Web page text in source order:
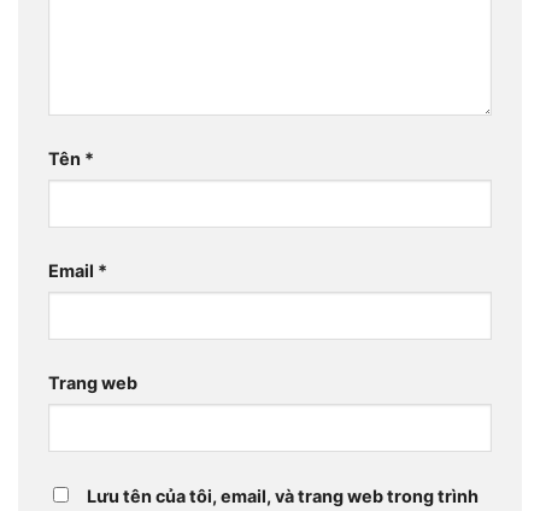
Tên *
Email *
Trang web
Lưu tên của tôi, email, và trang web trong trình